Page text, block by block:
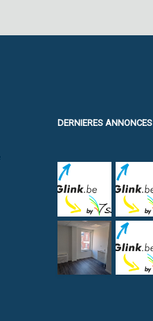
DERNIERES ANNONCES